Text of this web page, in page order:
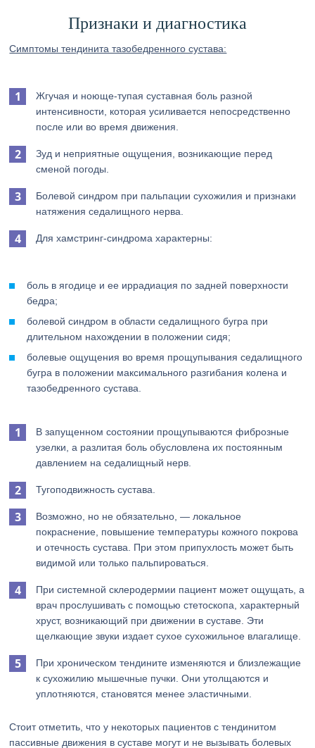
Признаки и диагностика
Симптомы тендинита тазобедренного сустава:
Жгучая и ноюще-тупая суставная боль разной
интенсивности, которая усиливается непосредственно
после или во время движения.
Зуд и неприятные ощущения, возникающие перед
сменой погоды.
Болевой синдром при пальпации сухожилия и признаки
натяжения седалищного нерва.
Для хамстринг-синдрома характерны:
боль в ягодице и ее иррадиация по задней поверхности
бедра;
болевой синдром в области седалищного бугра при
длительном нахождении в положении сидя;
болевые ощущения во время прощупывания седалищного
бугра в положении максимального разгибания колена и
тазобедренного сустава.
В запущенном состоянии прощупываются фиброзные
узелки, а разлитая боль обусловлена их постоянным
давлением на седалищный нерв.
Тугоподвижность сустава.
Возможно, но не обязательно, — локальное
покраснение, повышение температуры кожного покрова
и отечность сустава. При этом припухлость может быть
видимой или только пальпироваться.
При системной склеродермии пациент может ощущать, а
врач прослушивать с помощью стетоскопа, характерный
хруст, возникающий при движении в суставе. Эти
щелкающие звуки издает сухое сухожильное влагалище.
При хроническом тендините изменяются и близлежащие
к сухожилию мышечные пучки. Они утолщаются и
уплотняются, становятся менее эластичными.
Стоит отметить, что у некоторых пациентов с тендинитом
пассивные движения в суставе могут и не вызывать болевых